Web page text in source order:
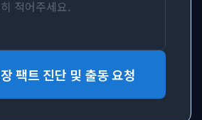
팩트 진단 및 출동 요청